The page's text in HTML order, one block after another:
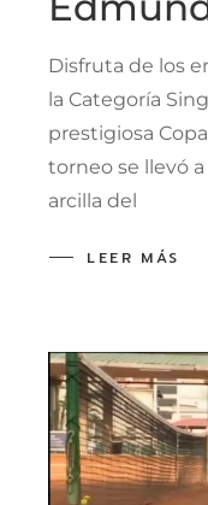
Disfruta de los
la Categoría
prestigiosa
torneo se llevó
arcilla del
LEER MÁS